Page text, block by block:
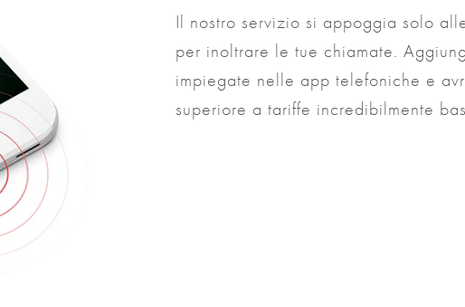
Il nostro servizio si appoggia solo
per inoltrare le tue chiamate.
impiegate nelle app telefoniche e
superiore a tariffe incredibilmente